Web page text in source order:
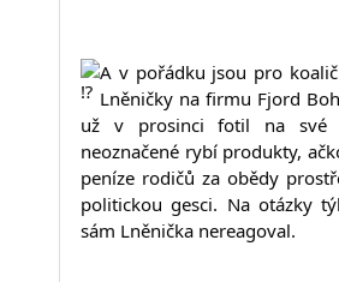
A v pořádku jsou pro
Lněničky na firmu Fjord
už v prosinci fotil na své
neoznačené rybí produkty,
peníze rodičů za obědy
politickou gesci. Na otázky
sám Lněnička nereagoval.